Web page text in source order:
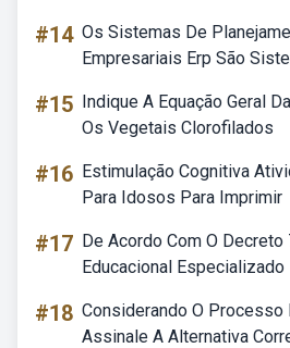
#14 Os Sistemas De
Empresariais Erp São
#15 Indique A Equação Geral
Os Vegetais Clorofilados
#16 Estimulação Cognitiva
Para Idosos Para Imprimir
#17 De Acordo Com O
Educacional Especializado
#18 Considerando O
Assinale A Alternativa